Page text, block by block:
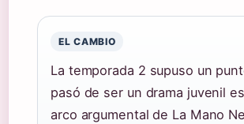
EL CAMBIO
La temporada 2 supuso un
pasó de ser un drama juvenil
arco argumental de La Mano